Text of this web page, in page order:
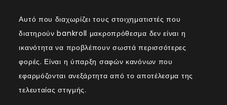
Αυτό που διαχωρίζει τους στοιχηματιστές που
διατηρούν bankroll μακροπρόθεσμα δεν είναι η
ικανότητα να προβλέπουν σωστά περισσότερες
φορές. Είναι η ύπαρξη σαφών κανόνων που
εφαρμόζονται ανεξάρτητα από το αποτέλεσμα της
τελευταίας στιγμής.